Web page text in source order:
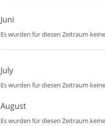
Juni
Es wurden für diesen Zeitraum
July
Es wurden für diesen Zeitraum
August
Es wurden für diesen Zeitraum